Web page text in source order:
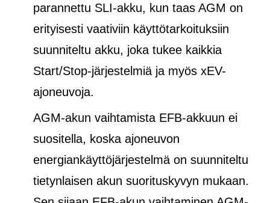
parannettu SLI-akku, kun taas AGM on
erityisesti vaativiin käyttötarkoituksiin
suunniteltu akku, joka tukee kaikkia
Start/Stop-järjestelmiä ja myös xEV-
ajoneuvoja.
AGM-akun vaihtamista EFB-akkuun ei
suositella, koska ajoneuvon
energiankäyttöjärjestelmä on suunniteltu
tietynlaisen akun suorituskyvyn mukaan.